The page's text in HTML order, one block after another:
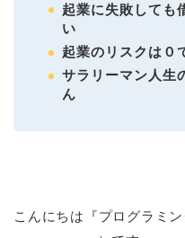
起業に失敗しても
い
起業のリスクは０
サラリーマン人生
ん
こんにちは『プログラミ